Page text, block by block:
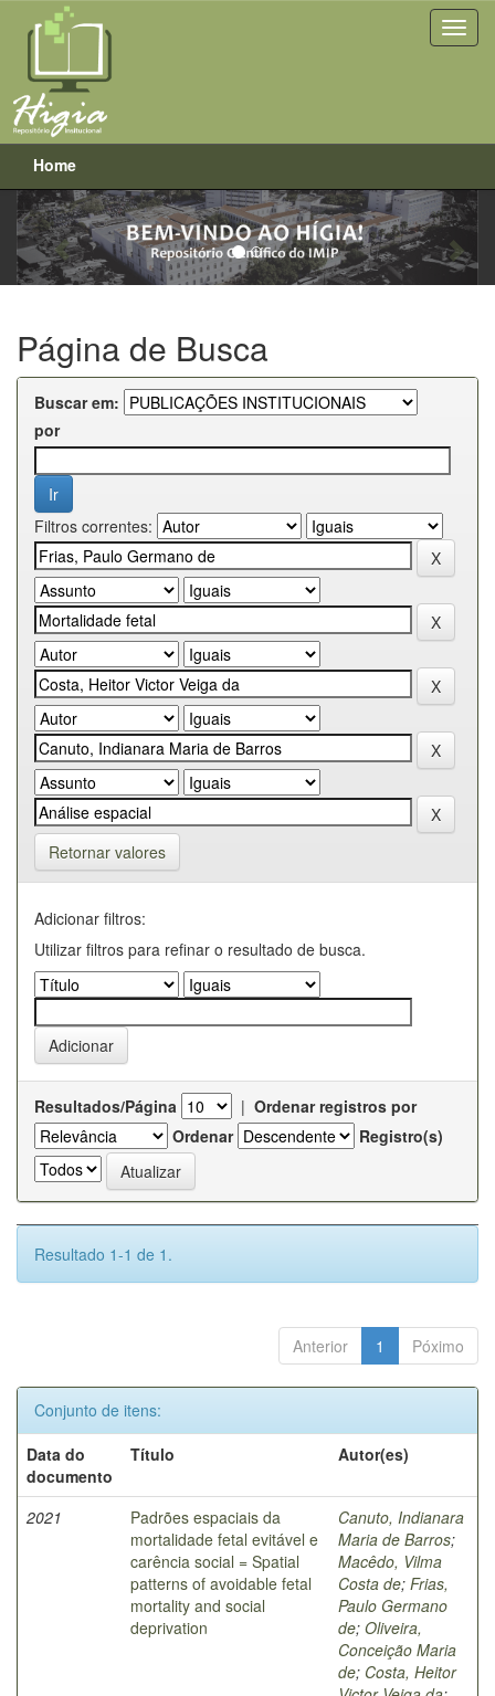
Skip
navigation
Home
Previous Next
Página de Busca
Buscar em:
por
Filtros correntes:
Retornar valores
Adicionar filtros:
Utilizar filtros para refinar o resultado de busca.
Resultados/Página | Ordenar registros por
Ordenar
Registro(s)
Resultado 1-1 de 1.
Anterior 1 Póximo
Conjunto de itens:
Data do
documento
Título Autor(es)
2021
Padrões espaciais da
mortalidade fetal evitável e
carência social = Spatial
patterns of avoidable fetal
mortality and social
deprivation
Canuto, Indianara
Maria de Barros;
Macêdo, Vilma
Costa de; Frias,
Paulo Germano
de; Oliveira,
Conceição Maria
de; Costa, Heitor